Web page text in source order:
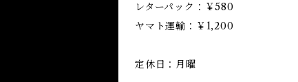
レターパック：￥580
ヤマト運輸：￥1,200
定休日：月曜